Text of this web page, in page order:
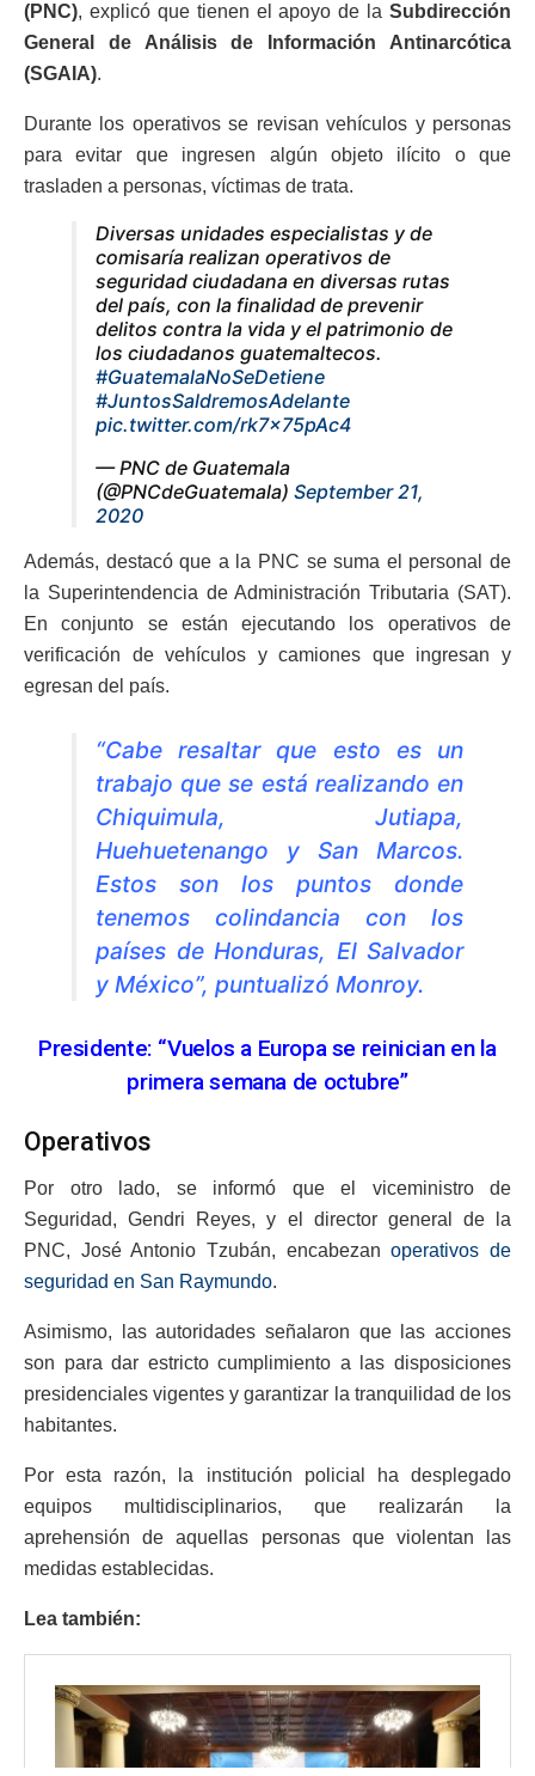
(PNC), explicó que tienen el apoyo de la Subdirección
General de Análisis de Información Antinarcótica
(SGAIA).
Durante los operativos se revisan vehículos y personas
para evitar que ingresen algún objeto ilícito o que
trasladen a personas, víctimas de trata.
Diversas unidades especialistas y de
comisaría realizan operativos de
seguridad ciudadana en diversas rutas
del país, con la finalidad de prevenir
delitos contra la vida y el patrimonio de
los ciudadanos guatemaltecos.
#GuatemalaNoSeDetiene
#JuntosSaldremosAdelante
pic.twitter.com/rk7x75pAc4
— PNC de Guatemala
(@PNCdeGuatemala) September 21,
2020
Además, destacó que a la PNC se suma el personal de
la Superintendencia de Administración Tributaria (SAT).
En conjunto se están ejecutando los operativos de
verificación de vehículos y camiones que ingresan y
egresan del país.
“Cabe resaltar que esto es un
trabajo que se está realizando en
Chiquimula, Jutiapa,
Huehuetenango y San Marcos.
Estos son los puntos donde
tenemos colindancia con los
países de Honduras, El Salvador
y México”, puntualizó Monroy.
Presidente: “Vuelos a Europa se reinician en la
primera semana de octubre”
Operativos
Por otro lado, se informó que el viceministro de
Seguridad, Gendri Reyes, y el director general de la
PNC, José Antonio Tzubán, encabezanoperativos de
seguridad en San Raymundo.
Asimismo, las autoridades señalaron que las acciones
son para dar estricto cumplimiento a las disposiciones
presidenciales vigentes y garantizar la tranquilidad de los
habitantes.
Por esta razón, la institución policial ha desplegado
equipos multidisciplinarios, que realizarán la
aprehensión de aquellas personas que violentan las
medidas establecidas.
Lea también: